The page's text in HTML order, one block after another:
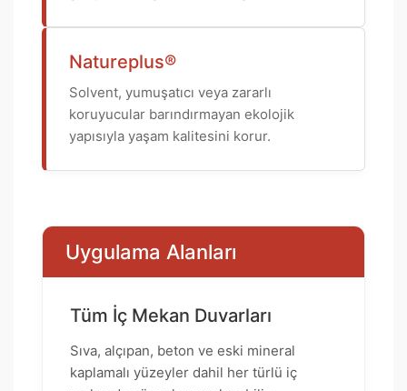
Natureplus®
Solvent, yumuşatıcı veya zararlı
koruyucular barındırmayan ekolojik
yapısıyla yaşam kalitesini korur.
Uygulama Alanları
Tüm İç Mekan Duvarları
Sıva, alçıpan, beton ve eski mineral
kaplamalı yüzeyler dahil her türlü iç